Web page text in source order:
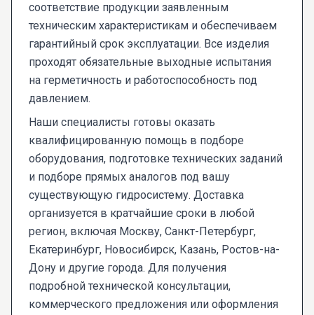
соответствие продукции заявленным
техническим характеристикам и обеспечиваем
гарантийный срок эксплуатации. Все изделия
проходят обязательные выходные испытания
на герметичность и работоспособность под
давлением.
Наши специалисты готовы оказать
квалифицированную помощь в подборе
оборудования, подготовке технических заданий
и подборе прямых аналогов под вашу
существующую гидросистему. Доставка
организуется в кратчайшие сроки в любой
регион, включая Москву, Санкт-Петербург,
Екатеринбург, Новосибирск, Казань, Ростов-на-
Дону и другие города. Для получения
подробной технической консультации,
коммерческого предложения или оформления